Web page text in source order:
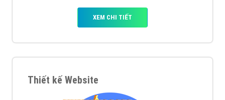
XEM CHI TIẾT
Thiết kế Website